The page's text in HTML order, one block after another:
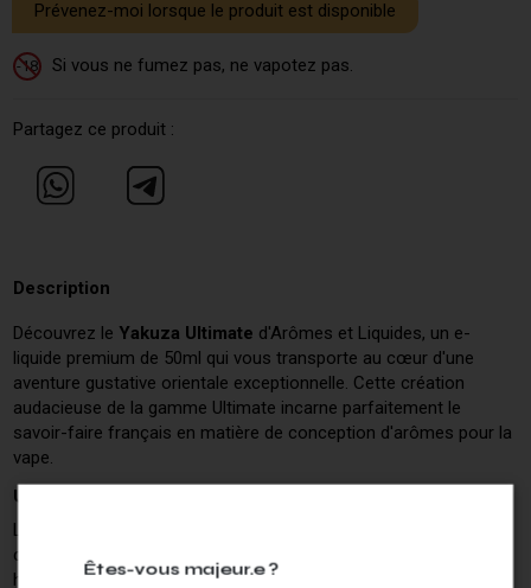
-18 Si vous ne fumez pas, ne vapotez pas.
Partagez ce produit :
Description
Découvrez le Yakuza Ultimate d'Arômes et Liquides, un e-
liquide premium de 50ml qui vous transporte au cœur d'une
aventure gustative orientale exceptionnelle. Cette création
audacieuse de la gamme Ultimate incarne parfaitement le
savoir-faire français en matière de conception d'arômes pour la
vape.
Un voyage gustatif aux saveurs exotiques
Le Yakuza Ultimate se distingue par son profil aromatique
complexe et envoûtant. Cette recette exclusive associe
harmonieusement des fruits exotiques soigneusement
Êtes-vous majeur.e ?